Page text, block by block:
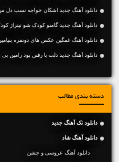
دانلود آهنگ جديد اشکان خواجه نسب دل
دانلود آهنگ جدید گامنو کودک شو تیتراژ
دانلود آهنگ غمگین عکس های دونفره
دانلود آهنگ جديد دلت با رفتن بود رامین
دسته بندی مطالب
دانلود تک آهنگ جدید
دانلود آهنگ شاد
دانلود آهنگ عروسی و جشن